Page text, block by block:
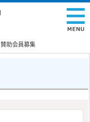
賛助会員募集